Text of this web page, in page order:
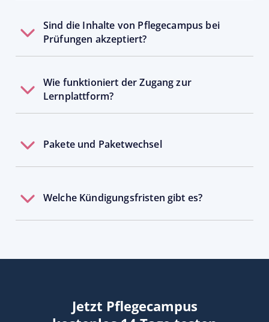
Sind die Inhalte von Pflegecampus bei
Prüfungen akzeptiert?
Wie funktioniert der Zugang zur
Lernplattform?
Pakete und Paketwechsel
Welche Kündigungsfristen gibt es?
Jetzt Pflegecampus